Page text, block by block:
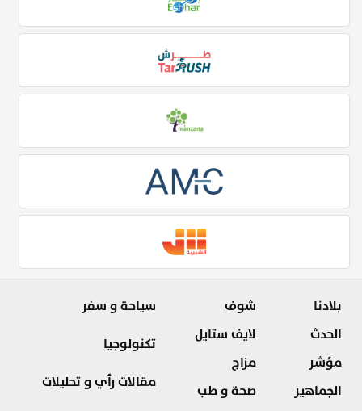
بلادنا
الحدث
مؤشر
الجماهير
شوف
لايف ستايل
مزاج
صحة و طب
سياحة و سفر
تكنولوجيا
مقالات رأي و تحليلات